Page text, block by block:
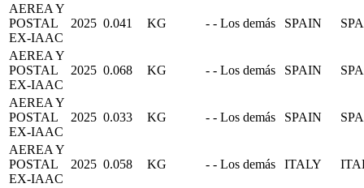
AEREA Y
POSTAL
EX-IAAC
2025 0.041 KG - - Los demás SPAIN
AEREA Y
POSTAL
EX-IAAC
2025 0.068 KG - - Los demás SPAIN
AEREA Y
POSTAL
EX-IAAC
2025 0.033 KG - - Los demás SPAIN
AEREA Y
POSTAL
EX-IAAC
2025 0.058 KG - - Los demás ITALY